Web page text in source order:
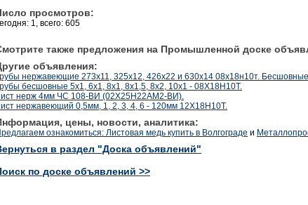
просмотров:
1, всего: 605
также предложения на Промышленной доске
объявления:
нержавеющие 273х11, 325х12, 426х22 и 630х14 08х18н10т. Бесшовные.
бесшовные 5х1, 6х1, 8х1, 8х1,5, 8х2, 10х1 - 08Х18Н10Т.
нерж 4мм ЧС 108-ВИ (02Х25Н22АМ2-ВИ).
нержавеющий 0,5мм, 1, 2, 3, 4, 6 - 120мм 12Х18Н10Т.
цены, новости, аналитика:
ознакомиться: Листовая медь купить в Волгограде и
в раздел "Доска объявлений"
по доске объявлений >>